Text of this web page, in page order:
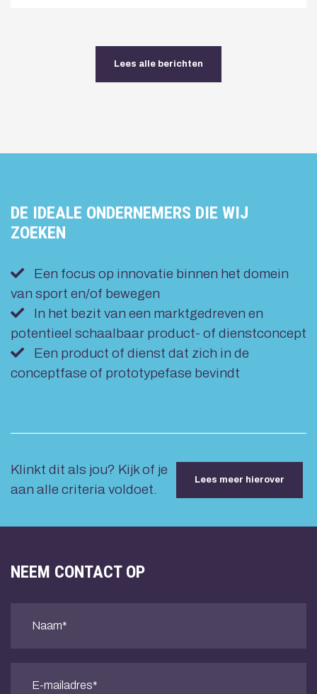
Lees alle berichten
DE IDEALE ONDERNEMERS DIE WIJ
ZOEKEN
Een focus op innovatie binnen het domein
van sport en/of bewegen
In het bezit van een marktgedreven en
potentieel schaalbaar product- of dienstconcept
Een product of dienst dat zich in de
conceptfase of prototypefase bevindt
Klinkt dit als jou? Kijk of je
aan alle criteria voldoet.
Lees meer hierover
NEEM CONTACT OP